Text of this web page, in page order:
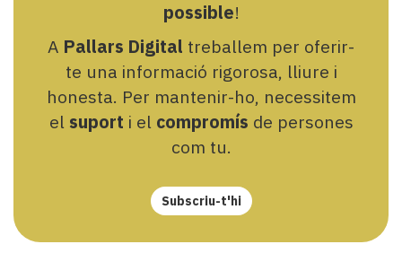
possible!
A Pallars Digital treballem per oferir-
te una informació rigorosa, lliure i
honesta. Per mantenir-ho, necessitem
el suport i el compromís de persones
com tu.
Subscriu-t'hi